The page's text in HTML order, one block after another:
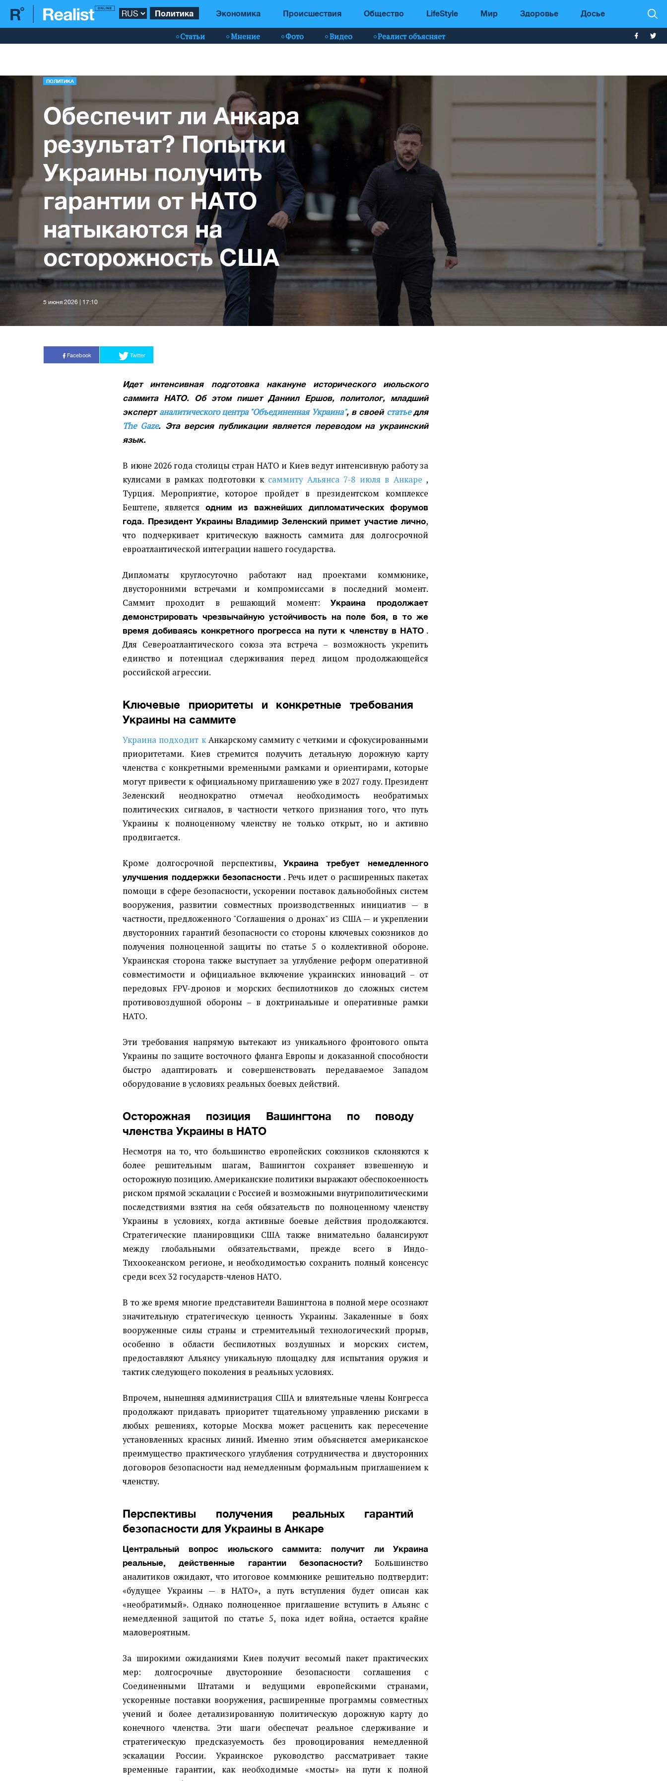
Политика Экономика Происшествия Общество LifeStyle Мир Здоровье Досье
Статьи Мнение Фото Видео Реалист объясняет
ПОЛИТИКА
Обеспечит ли Анкара
результат? Попытки
Украины получить
гарантии от НАТО
натыкаются на
осторожность США
5 июня 2026 | 17:10
Facebook Twitter
Идет интенсивная подготовка накануне исторического июльского
саммита НАТО. Об этом пишет Даниил Ершов, политолог, младший
эксперт аналитического центра "Объединенная Украина", в своей статьедля
The Gaze. Эта версия публикации является переводом на украинский
язык.
В июне 2026 года столицы стран НАТО и Киев ведут интенсивную работу за
кулисами в рамках подготовки к саммиту Альянса 7-8 июля в Анкаре ,
Турция. Мероприятие, которое пройдет в президентском комплексе
Бештепе, является
одним из важнейших дипломатических форумов
года. Президент Украины Владимир Зеленский примет участие лично,
что подчеркивает критическую важность саммита для долгосрочной
евроатлантической интеграции нашего государства.
Дипломаты круглосуточно работают над проектами коммюнике,
двусторонними встречами и компромиссами в последний момент.
Саммит проходит в решающий момент:
Украина продолжает
демонстрировать чрезвычайную устойчивость на поле боя, в то же
время добиваясь конкретного прогресса на пути к членству в НАТО .
Для Североатлантического союза эта встреча – возможность укрепить
единство и потенциал сдерживания перед лицом продолжающейся
российской агрессии.
Ключевые приоритеты и конкретные требования
Украины на саммите
Украина подходит к Анкарскому саммиту с четкими и сфокусированными
приоритетами. Киев стремится получить детальную дорожную карту
членства с конкретными временными рамками и ориентирами, которые
могут привести к официальному приглашению уже в 2027 году. Президент
Зеленский неоднократно отмечал необходимость необратимых
политических сигналов, в частности четкого признания того, что путь
Украины к полноценному членству не только открыт, но и активно
продвигается.
Кроме долгосрочной перспективы,
Украина требует немедленного
улучшения поддержки безопасности . Речь идет о расширенных пакетах
помощи в сфере безопасности, ускорении поставок дальнобойных систем
вооружения, развитии совместных производственных инициатив — в
частности, предложенного "Соглашения о дронах" из США — и укреплении
двусторонних гарантий безопасности со стороны ключевых союзников до
получения полноценной защиты по статье 5 о коллективной обороне.
Украинская сторона также выступает за углубление реформ оперативной
совместимости и официальное включение украинских инноваций – от
передовых FPV-дронов и морских беспилотников до сложных систем
противовоздушной обороны – в доктринальные и оперативные рамки
НАТО.
Эти требования напрямую вытекают из уникального фронтового опыта
Украины по защите восточного фланга Европы и доказанной способности
быстро адаптировать и совершенствовать передаваемое Западом
оборудование в условиях реальных боевых действий.
Осторожная позиция Вашингтона по поводу
членства Украины в НАТО
Несмотря на то, что большинство европейских союзников склоняются к
более решительным шагам, Вашингтон сохраняет взвешенную и
осторожную позицию. Американские политики выражают обеспокоенность
риском прямой эскалации с Россией и возможными внутриполитическими
последствиями взятия на себя обязательств по полноценному членству
Украины в условиях, когда активные боевые действия продолжаются.
Стратегические планировщики США также внимательно балансируют
между глобальными обязательствами, прежде всего в Индо-
Тихоокеанском регионе, и необходимостью сохранить полный консенсус
среди всех 32 государств-членов НАТО.
В то же время многие представители Вашингтона в полной мере осознают
значительную стратегическую ценность Украины. Закаленные в боях
вооруженные силы страны и стремительный технологический прорыв,
особенно в области беспилотных воздушных и морских систем,
предоставляют Альянсу уникальную площадку для испытания оружия и
тактик следующего поколения в реальных условиях.
Впрочем, нынешняя администрация США и влиятельные члены Конгресса
продолжают придавать приоритет тщательному управлению рисками в
любых решениях, которые Москва может расценить как пересечение
установленных красных линий. Именно этим объясняется американское
преимущество практического углубления сотрудничества и двусторонних
договоров безопасности над немедленным формальным приглашением к
членству.
Перспективы получения реальных гарантий
безопасности для Украины в Анкаре
Центральный вопрос июльского саммита: получит ли Украина
реальные, действенные гарантии безопасности?
Большинство
аналитиков ожидают, что итоговое коммюнике решительно подтвердит:
«будущее Украины — в НАТО», а путь вступления будет описан как
«необратимый». Однако полноценное приглашение вступить в Альянс с
немедленной защитой по статье 5, пока идет война, остается крайне
маловероятным.
За широкими ожиданиями Киев получит весомый пакет практических
мер: долгосрочные двусторонние безопасности соглашения с
Соединенными Штатами и ведущими европейскими странами,
ускоренные поставки вооружения, расширенные программы совместных
учений и более детализированную политическую дорожную карту до
конечного членства. Эти шаги обеспечат реальное сдерживание и
стратегическую предсказуемость без провоцирования немедленной
эскалации России. Украинское руководство рассматривает такие
временные гарантии, как необходимые «мосты» на пути к полной